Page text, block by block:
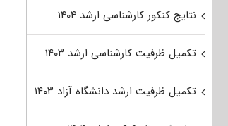
نتایج کنکور کارشناسی ارشد ۱۴۰۴
تکمیل ظرفیت کارشناسی ارشد ۱۴۰۳
تکمیل ظرفیت ارشد دانشگاه آزاد ۱۴۰۳